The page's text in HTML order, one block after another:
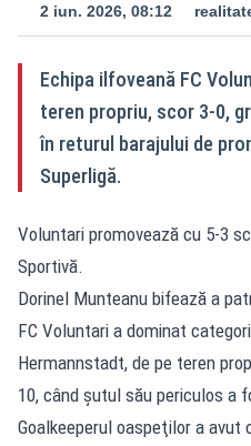
2 iun. 2026, 08:12
Echipa ilfoveană FC
teren propriu, scor 3-0,
în returul barajului de
Superligă.
Voluntari promovează cu 5-3
Sportivă.
Dorinel Munteanu bifează a
FC Voluntari a dominat
Hermannstadt, de pe teren
10, când şutul său periculos a
Goalkeeperul oaspeţilor a